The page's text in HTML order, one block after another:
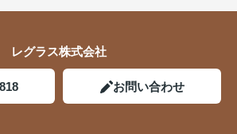
レグラス株式会社
お問い合わせ